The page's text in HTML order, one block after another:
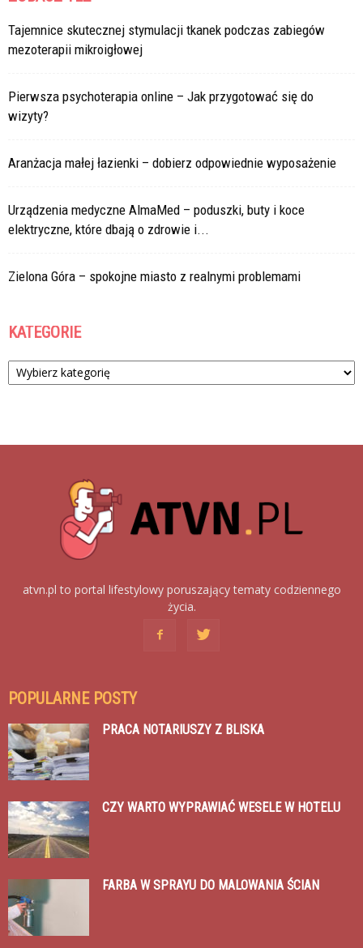
Tajemnice skutecznej stymulacji tkanek podczas zabiegów
mezoterapii mikroigłowej
Pierwsza psychoterapia online – Jak przygotować się do
wizyty?
Aranżacja małej łazienki – dobierz odpowiednie wyposażenie
Urządzenia medyczne AlmaMed – poduszki, buty i koce
elektryczne, które dbają o zdrowie i...
Zielona Góra – spokojne miasto z realnymi problemami
KATEGORIE
Kategorie
atvn.pl to portal lifestylowy poruszający tematy codziennego
życia.
POPULARNE POSTY
PRACA NOTARIUSZY Z BLISKA
CZY WARTO WYPRAWIAĆ WESELE W HOTELU
FARBA W SPRAYU DO MALOWANIA ŚCIAN